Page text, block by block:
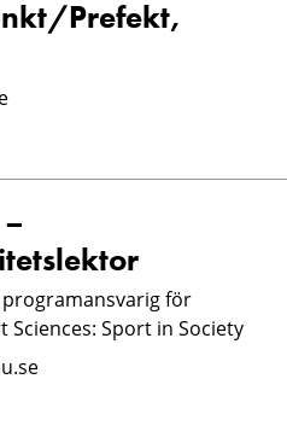
Prefekt,
för
Sport in Society